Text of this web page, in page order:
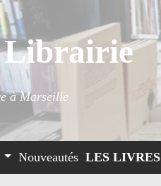
Librairie
à Marseille
Nouveautés LES LIVRES